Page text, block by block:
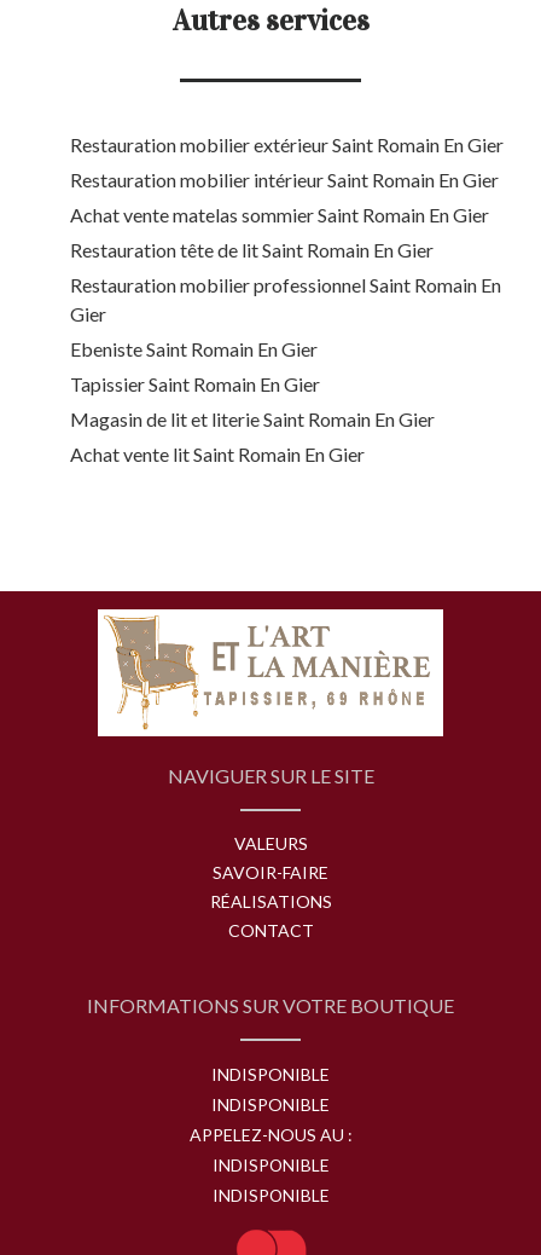
Autres services
Restauration mobilier extérieur Saint Romain En Gier
Restauration mobilier intérieur Saint Romain En Gier
Achat vente matelas sommier Saint Romain En Gier
Restauration tête de lit Saint Romain En Gier
Restauration mobilier professionnel Saint Romain En
Gier
Ebeniste Saint Romain En Gier
Tapissier Saint Romain En Gier
Magasin de lit et literie Saint Romain En Gier
Achat vente lit Saint Romain En Gier
NAVIGUER SUR LE SITE
VALEURS
SAVOIR-FAIRE
RÉALISATIONS
CONTACT
INFORMATIONS SUR VOTRE BOUTIQUE
INDISPONIBLE
INDISPONIBLE
APPELEZ-NOUS AU :
INDISPONIBLE
INDISPONIBLE